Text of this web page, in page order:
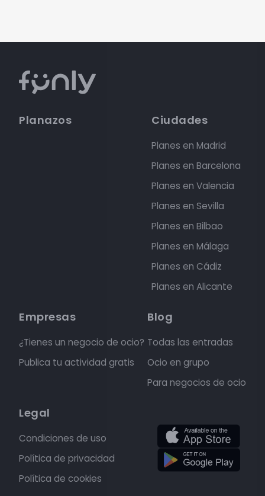
Planazos Ciudades
Planes en Madrid
Planes en Barcelona
Planes en Valencia
Planes en Sevilla
Planes en Bilbao
Planes en Málaga
Planes en Cádiz
Planes en Alicante
Empresas
¿Tienes un negocio de ocio?
Publica tu actividad gratis
Blog
Todas las entradas
Ocio en grupo
Para negocios de ocio
Legal
Condiciones de uso
Política de privacidad
Política de cookies